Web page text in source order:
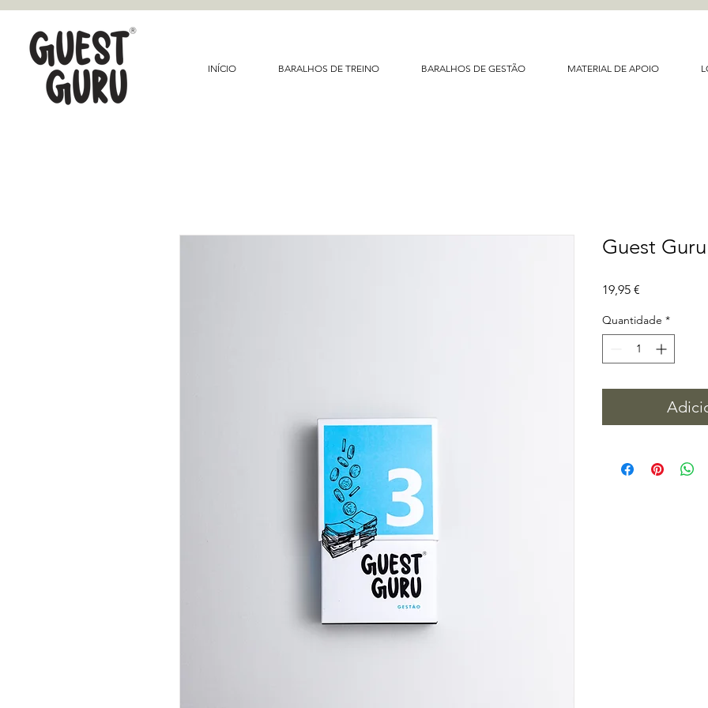
INÍCIO BARALHOS DE TREINO BARALHOS DE GESTÃO MATERIAL DE APOIO
Guest
19,95 €
Quantidade *